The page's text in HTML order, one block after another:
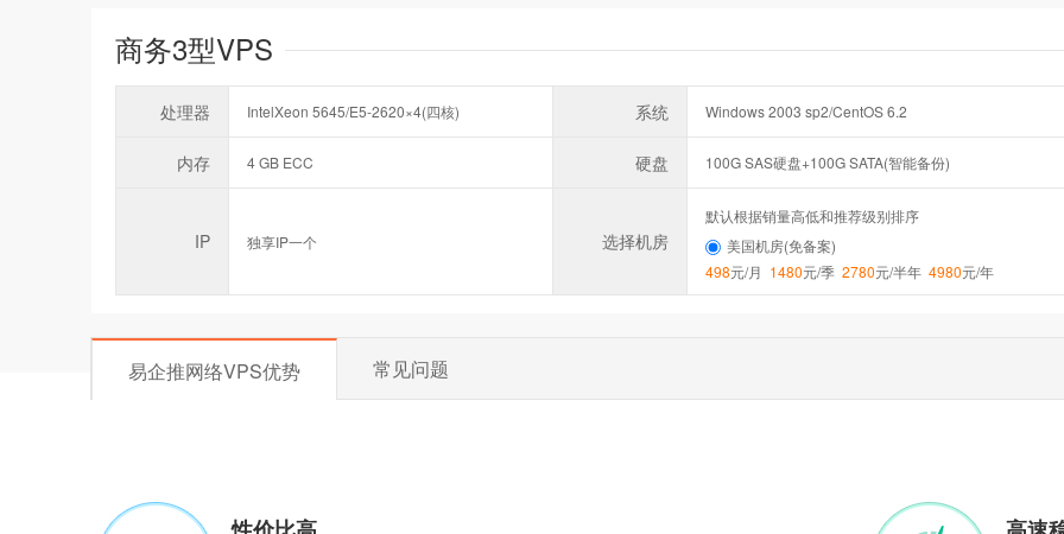
商务3型VPS
处理器 IntelXeon 5645/E5-2620×4(四核) 系统 Windows 2003 sp2/CentOS 6.2
内存 4 GB ECC 硬盘 100G SAS硬盘+100G SATA(智能备份)
IP 独享IP一个 选择机房
默认根据销量高低和推荐级别排序
美国机房(免备案)
498元/月 1480元/季 2780元/半年 4980元/年
易企推网络VPS优势 常见问题